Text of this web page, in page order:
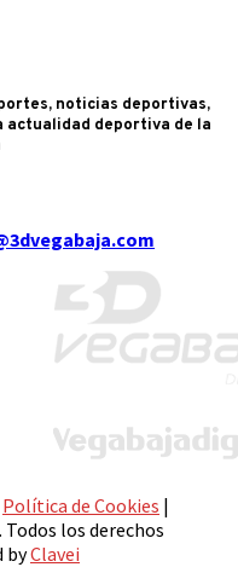
noticias deportivas,
actualidad deportiva de la
Política de Cookies |
Todos los derechos
byClavei